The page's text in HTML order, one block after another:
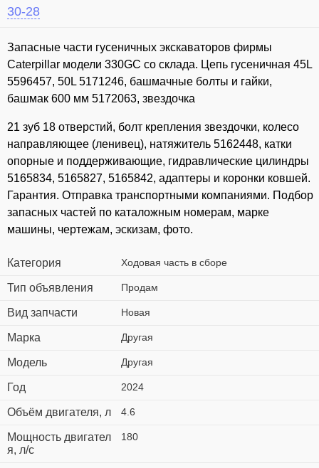
30-28
⁣Запасные части гусеничных экскаваторов фирмы
Caterpillar модели 330GC со склада. Цепь гусеничная 45L
5596457, 50L 5171246, башмачные болты и гайки,
башмак 600 мм 5172063, звездочка
21 зуб 18 отверстий, болт крепления звездочки, колесо
направляющее (ленивец), натяжитель 5162448, катки
опорные и поддерживающие, гидравлические цилиндры
5165834, 5165827, 5165842, адаптеры и коронки ковшей.
Гарантия. Отправка транспортными компаниями. Подбор
запасных частей по каталожным номерам, марке
машины, чертежам, эскизам, фото.
Категория Ходовая часть в сборе
Тип объявления Продам
Вид запчасти Новая
Марка Другая
Модель Другая
Год 2024
Объём двигателя, л 4.6
Мощность двигател
я, л/с
180